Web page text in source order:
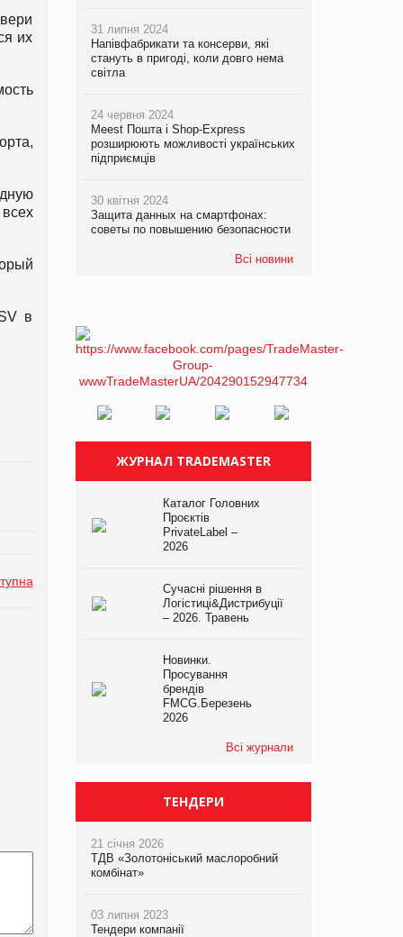
их
в
31 липня 2024
Напівфабрикати та консерви, які
стануть в пригоді, коли довго нема
світла
24 червня 2024
Meest Пошта і Shop-Express
розширюють можливості українських
підприємців
30 квітня 2024
Защита данных на смартфонах:
советы по повышению безопасности
Всі новини
ЖУРНАЛ TRADEMASTER
Каталог Головних
Проєктів
PrivateLabel –
2026
Сучасні рішення в
Логістиці&Дистрибуції
– 2026. Травень
Новинки.
Просування
брендів
FMCG.Березень
2026
Всі журнали
ТЕНДЕРИ
21 січня 2026
ТДВ «Золотоніський маслоробний
комбінат»
03 липня 2023
Тендери компанії